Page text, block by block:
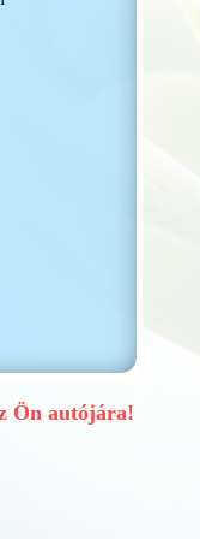
Ön autójára!